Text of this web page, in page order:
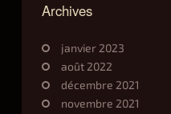
Archives
janvier 2023
août 2022
décembre 2021
novembre 2021